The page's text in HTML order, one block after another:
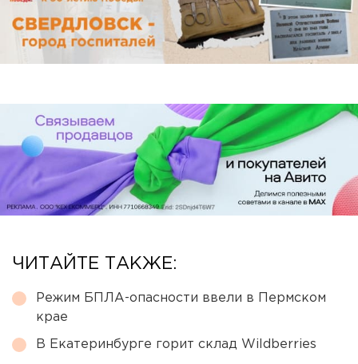
ЧИТАЙТЕ ТАКЖЕ:
Режим БПЛА-опасности ввели в Пермском
крае
В Екатеринбурге горит склад Wildberries